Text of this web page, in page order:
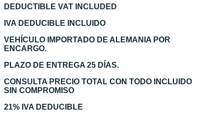
DEDUCTIBLE VAT INCLUDED
IVA DEDUCIBLE INCLUIDO
VEHÍCULO IMPORTADO DE ALEMANIA POR
ENCARGO.
PLAZO DE ENTREGA 25 DÍAS.
CONSULTA PRECIO TOTAL CON TODO INCLUIDO
SIN COMPROMISO
21% IVA DEDUCIBLE